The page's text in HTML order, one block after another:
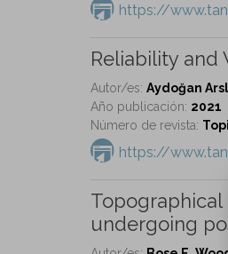
https://
Reliability and
Autor/es: Aydoğan
Año publicación: 2021
Número de revista:
https://
Topographical
undergoing